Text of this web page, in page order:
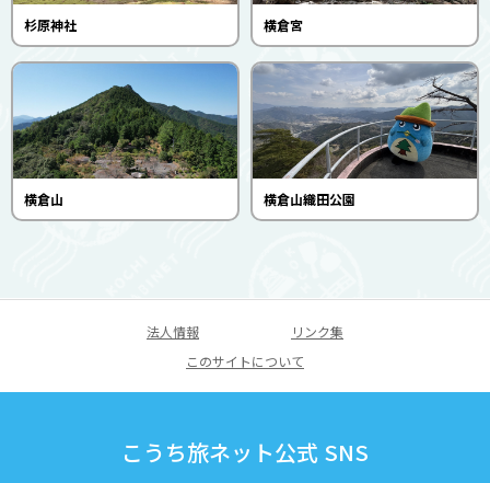
杉原神社 横倉宮
横倉山 横倉山織田公園
法人情報
リンク集
このサイトについて
こうち旅ネット公式 SNS